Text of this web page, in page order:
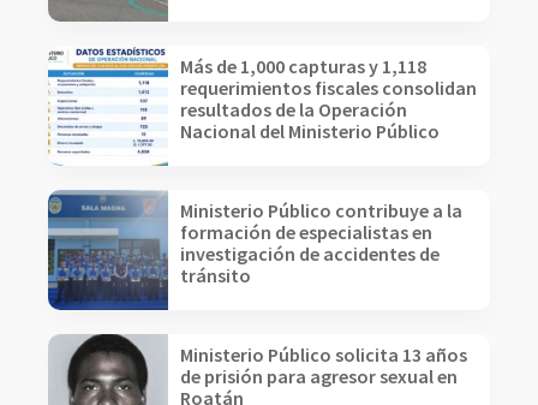
Más de 1,000 capturas y 1,118
requerimientos fiscales consolidan
resultados de la Operación
Nacional del Ministerio Público
Ministerio Público contribuye a la
formación de especialistas en
investigación de accidentes de
tránsito
Ministerio Público solicita 13 años
de prisión para agresor sexual en
Roatán